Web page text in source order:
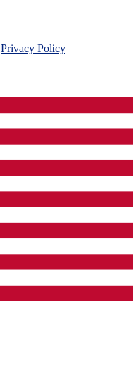
Privacy Policy